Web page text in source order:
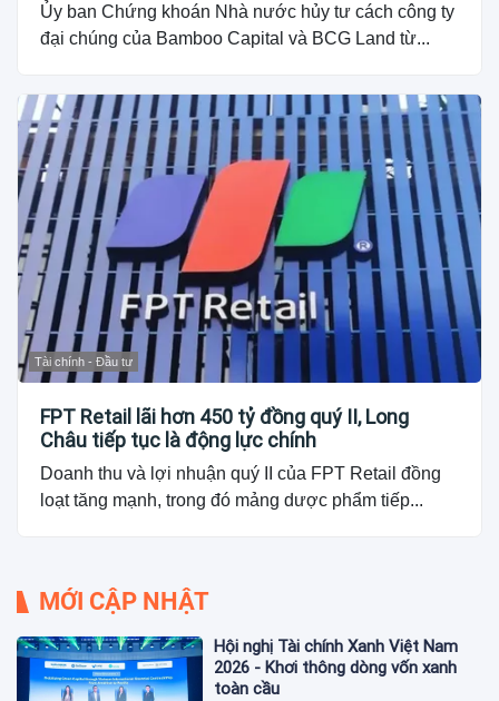
Ủy ban Chứng khoán Nhà nước hủy tư cách công ty
đại chúng của Bamboo Capital và BCG Land từ...
Tài chính - Đầu tư
FPT Retail lãi hơn 450 tỷ đồng quý II, Long
Châu tiếp tục là động lực chính
Doanh thu và lợi nhuận quý II của FPT Retail đồng
loạt tăng mạnh, trong đó mảng dược phẩm tiếp...
MỚI CẬP NHẬT
Hội nghị Tài chính Xanh Việt Nam
2026 - Khơi thông dòng vốn xanh
toàn cầu